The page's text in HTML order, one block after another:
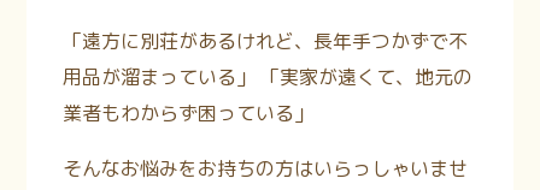
「遠方に別荘があるけれど、長年手つかずで不
用品が溜まっている」 「実家が遠くて、地元の
業者もわからず困っている」
そんなお悩みをお持ちの方はいらっしゃいませ